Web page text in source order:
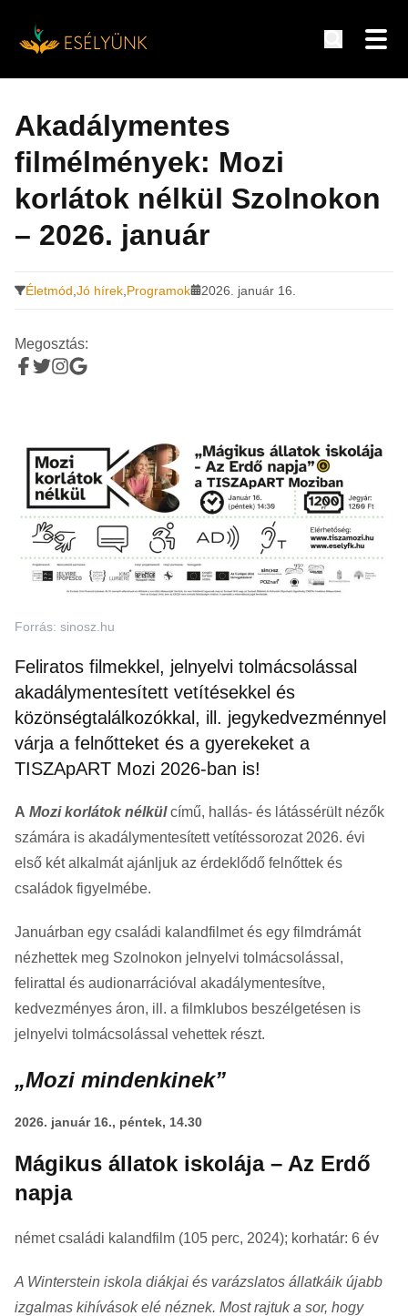
tartalomra
Akadálymentes
filmélmények: Mozi
korlátok nélkül Szolnokon
– 2026. január
Életmód Jó hírek Programok 2026. január 16.
Megosztás:
Forrás: sinosz.hu
Feliratos filmekkel, jelnyelvi tolmácsolással
akadálymentesített vetítésekkel és
közönségtalálkozókkal, ill. jegykedvezménnyel
várja a felnőtteket és a gyerekeket a
TISZApART Mozi 2026-ban is!
A Mozi korlátok nélkülcímű, hallás- és látássérült nézők
számára is akadálymentesített vetítéssorozat 2026. évi
első két alkalmát ajánljuk az érdeklődő felnőttek és
családok figyelmébe.
Januárban egy családi kalandfilmet és egy filmdrámát
nézhettek meg Szolnokon jelnyelvi tolmácsolással,
felirattal és audionarrációval akadálymentesítve,
kedvezményes áron, ill. a filmklubos beszélgetésen is
jelnyelvi tolmácsolással vehettek részt.
„Mozi mindenkinek”
2026. január 16., péntek, 14.30
Mágikus állatok iskolája – Az Erdő
napja
német családi kalandfilm (105 perc, 2024); korhatár: 6 év
A Winterstein iskola diákjai és varázslatos állatkáik újabb
izgalmas kihívások elé néznek. Most rajtuk a sor, hogy